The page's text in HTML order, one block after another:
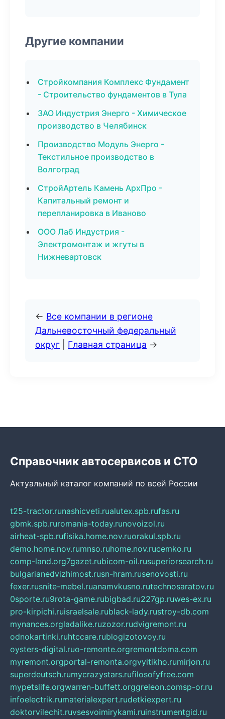
Другие компании
Стройкомпания Комплекс Фундамент
- Строительство фундаментов в Тула
ЗАО Индустрия Энерго - Химическое
производство в Челябинск
Производство Модуль Энерго -
Текстильное производство в
Волгоград
СтройАртель Камень АрхПро -
Капитальный ремонт и
перепланировка в Иваново
ООО Лаб Индустрия -
Электромонтаж и жгуты в
Нижневартовск
← Все компании в регионе
Дальневосточный федеральный
округ
Главная страница →
Справочник автосервисов и СТО
Актуальный каталог компаний по всей России
t25-tractor.runashicveti.rualutex.spb.rufas.ru
gbmk.spb.ruromania-today.runovoizol.ru
airheat-spb.rufisika.home.nov.ruorakul.spb.ru
demo.home.nov.rumnso.ruhome.nov.rucemko.ru
comp-land.org7gazet.rubicom-oil.rusuperiorsearch.ru
bulgarianedvizhimost.rusn-hram.rusenovosti.ru
fexer.rusnite-mebel.ruanamvkusno.rutechnosaratov.ru
0sporte.ru9rota-game.rubigbad.ru227gp.ruwes-ex.ru
pro-kirpichi.ruisraelsale.rublack-lady.rustroy-db.com
mynances.orgladalike.ruzozor.rudvigremont.ru
odnokartinki.ruhtccare.rublogizotovoy.ru
oysters-digital.ruo-remonte.orgremontdoma.com
myremont.orgportal-remonta.orgvyitikho.rumirjon.ru
superdeutsch.rumycrazystars.rufilosofyfree.com
mypetslife.orgwarren-buffett.orggreleon.comsp-or.ru
infoelectrik.rumaterialexpert.rudetkiexpert.ru
doktorvilechit.ruvsesvoimirykami.ruinstrumentgid.ru